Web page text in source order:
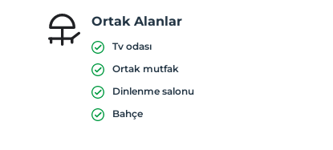
Ortak Alanlar
Tv odası
Ortak mutfak
Dinlenme salonu
Bahçe